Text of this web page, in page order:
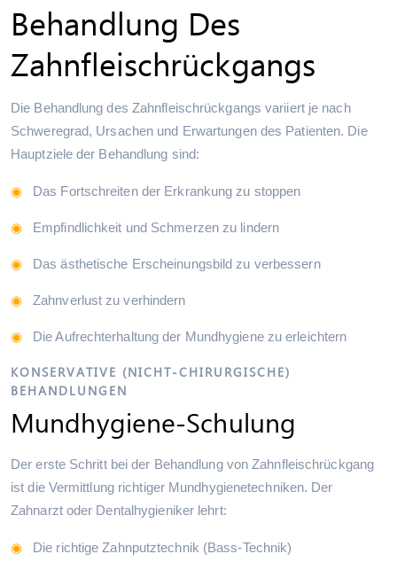
Behandlung Des
Zahnfleischrückgangs
Die Behandlung des Zahnfleischrückgangs variiert je nach
Schweregrad, Ursachen und Erwartungen des Patienten. Die
Hauptziele der Behandlung sind:
Das Fortschreiten der Erkrankung zu stoppen
Empfindlichkeit und Schmerzen zu lindern
Das ästhetische Erscheinungsbild zu verbessern
Zahnverlust zu verhindern
Die Aufrechterhaltung der Mundhygiene zu erleichtern
KONSERVATIVE (NICHT-CHIRURGISCHE)
BEHANDLUNGEN
Mundhygiene-Schulung
Der erste Schritt bei der Behandlung von Zahnfleischrückgang
ist die Vermittlung richtiger Mundhygienetechniken. Der
Zahnarzt oder Dentalhygieniker lehrt:
Die richtige Zahnputztechnik (Bass-Technik)